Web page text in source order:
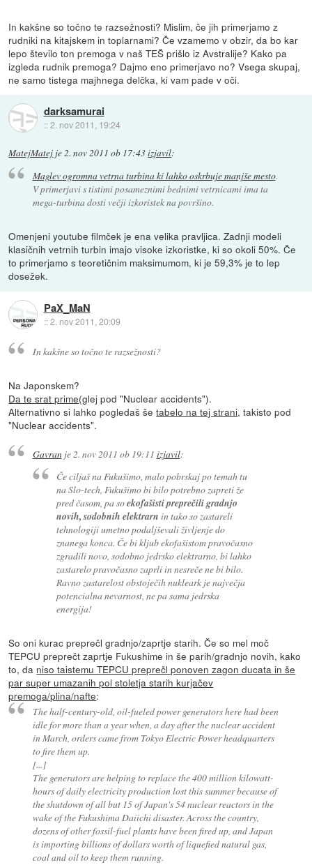
In kakšne so točno te razsežnosti? Mislim, če jih primerjamo z
rudniki na kitajskem in toplarnami? Če vzamemo v obzir, da bo kar
lepo število ton premoga v naš TEŠ prišlo iz Avstralije? Kako pa
izgleda rudnik premoga? Dajmo eno primerjavo no? Vsega skupaj,
ne samo tistega majhnega delčka, ki vam pade v oči.
darksamurai
::2. nov 2011, 19:24
MatejMatej je2. nov 2011 ob 17:43izjavil:
Maglev ogromna vetrna turbina ki lahko oskrbuje manjše mesto.
V primerjavi s tistimi posameznimi bednimi vetrnicami ima ta
mega-turbina dosti večji izkoristek na površino.
Omenjeni youtube filmček je ena velika pravljica. Zadnji modeli
klasičnih vetrnih turbin imajo visoke izkoristke, ki so okoli 50%. Če
to primerjamo s teoretičnim maksimumom, ki je 59,3% je to lep
dosežek.
PaX_MaN
::2. nov 2011, 20:09
In kakšne so točno te razsežnosti?
Na Japonskem?
Da te srat prime(glej pod "Nuclear accidents").
Alternativno si lahko pogledaš šetabelo na tej strani, takisto pod
"Nuclear accidents".
Gavranje 2. nov 2011 ob 19:11 izjavil:
Če ciljaš na Fukušimo, malo pobrskaj po temah tu
na Slo-tech, Fukušimo bi bilo potrebno zapreti že
pred časom, pa soekofašisti preprečili gradnjo
novih, sodobnih elektrarn in tako so zastareli
tehnologiji umetno podaljševali življenje do
znanega konca. Če bi kljub ekofašistom pravočasno
zgradili novo, sodobno jedrsko elektrarno, bi lahko
zastarelo pravočasno zaprli in nesreče ne bi bilo.
Ravno zastarelost obstoječih nukleark je največja
potencialna nevarnost, ne pa sama jedrska
energija!
So oni kurac preprečl gradnjo/zaprtje starih. Če so mel moč
TEPCU preprečt zaprtje Fukushime in še parih/gradnjo novih, kako
to, da niso taistemu TEPCU preprečl ponoven zagon ducata in še
par super umazanih pol stoletja starih kurjačev
premoga/plina/nafte:
The half-century-old, oil-fueled power generators here had been
idle for more than a year when, a day after the nuclear accident
in March, orders came from Tokyo Electric Power headquarters
to fire them up.
[...]
The generators are helping to replace the 400 million kilowatt-
hours of daily electricity production lost this summer because of
the shutdown of all but 15 of Japan's 54 nuclear reactors in the
wake of the Fukushima Daiichi disaster. Across the country,
dozens of other fossil-fuel plants have been fired up, and Japan
is importing billions of dollars worth of liquefied natural gas,
coal and oil to keep them running.